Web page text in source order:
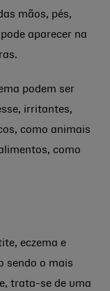
mãos, pés,
aparecer na
podem ser
irritantes,
como animais
como
eczema e
sendo o mais
trata-se de uma